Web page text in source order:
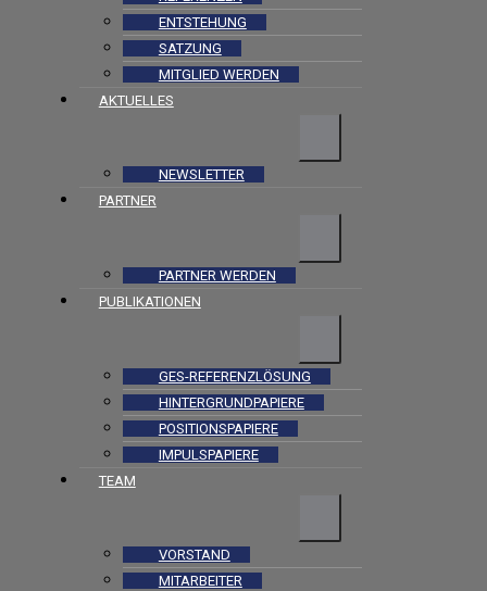
ENTSTEHUNG
SATZUNG
MITGLIED WERDEN
AKTUELLES
NEWSLETTER
PARTNER
PARTNER WERDEN
PUBLIKATIONEN
GES-REFERENZLÖSUNG
HINTERGRUNDPAPIERE
POSITIONSPAPIERE
IMPULSPAPIERE
TEAM
VORSTAND
MITARBEITER